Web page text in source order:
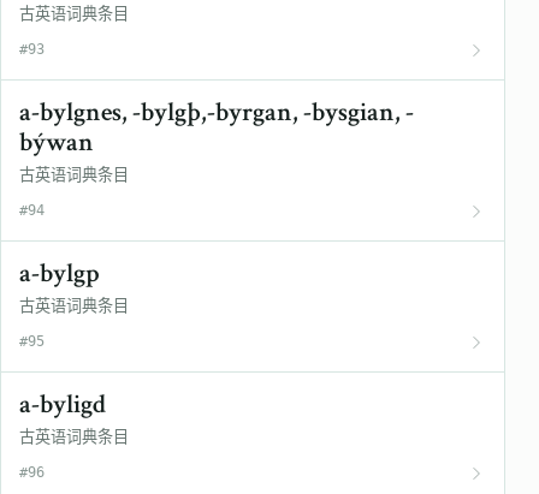
古英语词典条目
#93
a-bylgnes, -bylgþ,-byrgan, -bysgian, -
býwan
古英语词典条目
#94
a-bylgp
古英语词典条目
#95
a-byligd
古英语词典条目
#96